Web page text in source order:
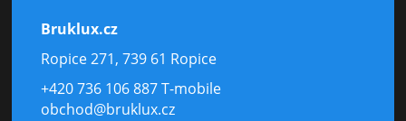
Bruklux.cz
Ropice 271, 739 61 Ropice
+420 736 106 887 T-mobile
obchod@bruklux.cz